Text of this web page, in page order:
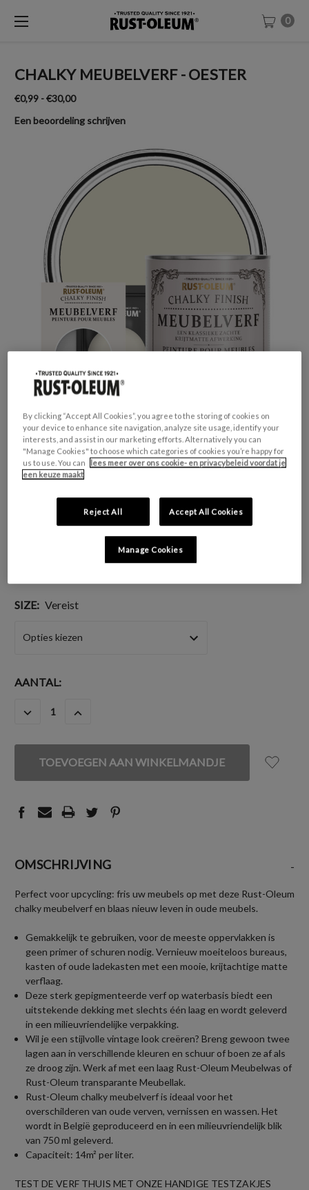
0
CHALKY MEUBELVERF - OESTER
€0,99 - €30,00
Een beoordeling schrijven
GESCHIKT VOOR:
KLEURGROEP:
SIZE: Vereist
HUIDIGE
AANTAL:
HOEVEELHEID
VAN
UNDEFINED
HOEVEELHEID
VAN
UNDEFINED
OMSCHRIJVING -
Perfect voor upcycling: fris uw meubels op met deze Rust-Oleum
chalky meubelverf en blaas nieuw leven in oude meubels.
Gemakkelijk te gebruiken, voor de meeste oppervlakken is
geen primer of schuren nodig. Vernieuw moeiteloos bureaus,
kasten of oude ladekasten met een mooie, krijtachtige matte
verflaag.
Deze sterk gepigmenteerde verf op waterbasis biedt een
uitstekende dekking met slechts één laag en wordt geleverd
in een milieuvriendelijke verpakking.
Wil je een stijlvolle vintage look creëren? Breng gewoon twee
lagen aan in verschillende kleuren en schuur of boen ze af als
ze droog zijn. Werk af met een laag Rust-Oleum Meubelwas of
Rust-Oleum transparante Meubellak.
Rust-Oleum chalky meubelverf is ideaal voor het
overschilderen van oude verven, vernissen en wassen. Het
wordt in België geproduceerd en in een milieuvriendelijk blik
van 750 ml geleverd.
Capaciteit: 14m² per liter.
TEST DE VERF THUIS MET ONZE HANDIGE TESTZAKJES
By clicking “Accept All Cookies”, you agree to the storing of cookies on
your device to enhance site navigation, analyze site usage, identify your
interests, and assist in our marketing efforts. Alternatively you can
"Manage Cookies" to choose which categories of cookies you’re happy for
us to use. You can
lees meer over ons cookie- en privacybeleid voordat je
een keuze maakt
Reject All Accept All Cookies
Manage Cookies